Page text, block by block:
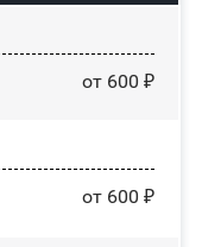
от 600 ₽
от 600 ₽